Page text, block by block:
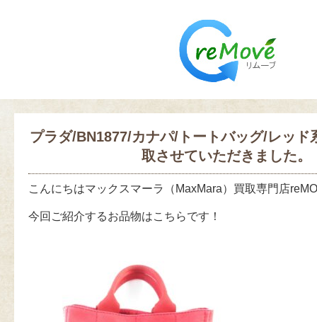
プラダ/BN1877/カナパ/トートバッグ/レッド
取させていただきました。
こんにちはマックスマーラ（MaxMara）買取専門店
今回ご紹介するお品物はこちらです！